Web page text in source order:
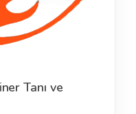
Tanı ve